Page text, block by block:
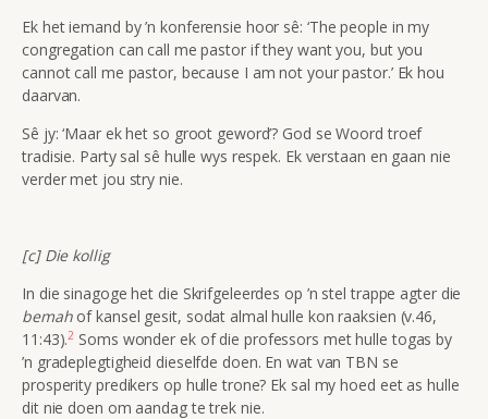
Ek het iemand by ’n konferensie hoor sê: ‘The people in my
congregation can call me pastor if they want you, but you
cannot call me pastor, because I am not your pastor.’ Ek hou
daarvan.
Sê jy: ‘Maar ek het so groot geword’? God se Woord troef
tradisie. Party sal sê hulle wys respek. Ek verstaan en gaan nie
verder met jou stry nie.
[c] Die kollig
In die sinagoge het die Skrifgeleerdes op ’n stel trappe agter die
bemahof kansel gesit, sodat almal hulle kon raaksien (v.46,
11:43).2 Soms wonder ek of die professors met hulle togas by
’n gradeplegtigheid dieselfde doen. En wat van TBN se
prosperity predikers op hulle trone? Ek sal my hoed eet as hulle
dit nie doen om aandag te trek nie.